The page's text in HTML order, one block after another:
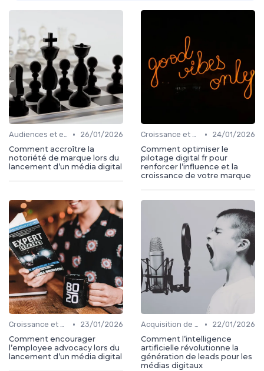
Audiences et engagement •
26/01/2026
Comment accroître la
notoriété de marque lors du
lancement d’un média digital
Croissance et développement •
24/01/2026
Comment optimiser le
pilotage digital fr pour
renforcer l’influence et la
croissance de votre marque
Croissance et développement •
23/01/2026
Comment encourager
l’employee advocacy lors du
lancement d’un média digital
Acquisition de médias •
22/01/2026
Comment l’intelligence
artificielle révolutionne la
génération de leads pour les
médias digitaux